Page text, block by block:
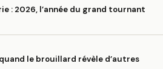
: 2026, l’année du grand tournant
le brouillard révèle d’autres